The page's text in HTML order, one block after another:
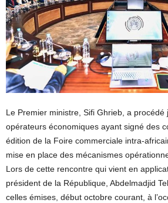
Le Premier ministre, Sifi Ghrieb, a procédé
opérateurs économiques ayant signé des
édition de la Foire commerciale intra-
mise en place des mécanismes
Lors de cette rencontre qui vient en
président de la République, Abdelmadjid
celles émises, début octobre courant, à